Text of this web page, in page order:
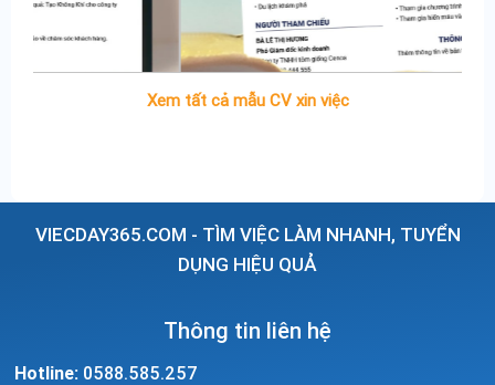
Xem tất cả mẫu CV xin việc
VIECDAY365.COM - TÌM VIỆC LÀM NHANH, TUYỂN
DỤNG HIỆU QUẢ
Thông tin liên hệ
Hotline: 0588.585.257